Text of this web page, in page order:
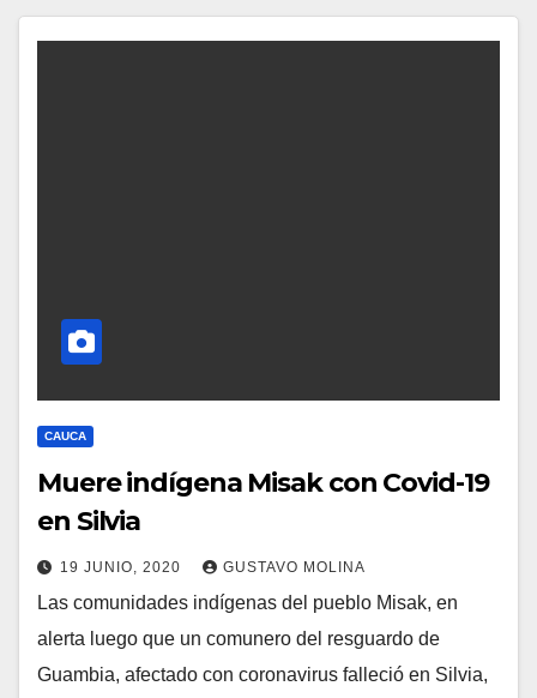
CAUCA
Muere indígena Misak con Covid-19
en Silvia
19 JUNIO, 2020 GUSTAVO MOLINA
Las comunidades indígenas del pueblo Misak, en
alerta luego que un comunero del resguardo de
Guambia, afectado con coronavirus falleció en Silvia,